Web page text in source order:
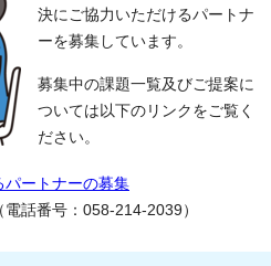
決にご協力いただけるパートナ
ーを募集しています。
募集中の課題一覧及びご提案に
ついては以下のリンクをご覧く
ださい。
パートナーの募集
話番号：058-214-2039）